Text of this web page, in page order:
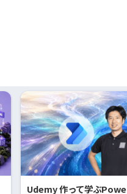
Udemy 作って学ぶ